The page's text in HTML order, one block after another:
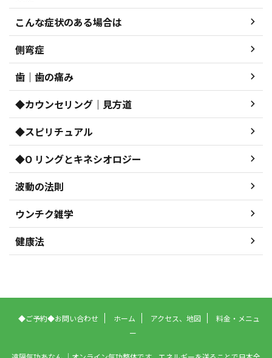
こんな症状のある場合は
側弯症
歯｜歯の痛み
◆カウンセリング｜見方道
◆スピリチュアル
◆O リングとキネシオロジー
波動の法則
ウンチク雑学
健康法
◆ご予約◆お問い合わせ ホーム アクセス、地図
料金・メニュ
ー